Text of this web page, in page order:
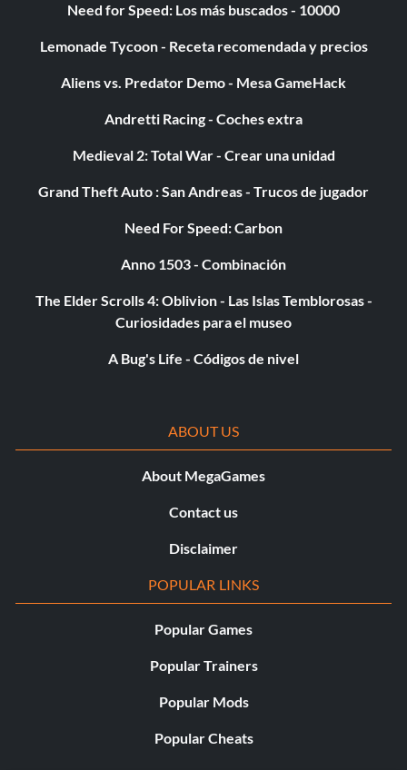
Need for Speed: Los más buscados - 10000
Lemonade Tycoon - Receta recomendada y precios
Aliens vs. Predator Demo - Mesa GameHack
Andretti Racing - Coches extra
Medieval 2: Total War - Crear una unidad
Grand Theft Auto : San Andreas - Trucos de jugador
Need For Speed: Carbon
Anno 1503 - Combinación
The Elder Scrolls 4: Oblivion - Las Islas Temblorosas -
Curiosidades para el museo
A Bug's Life - Códigos de nivel
ABOUT US
About MegaGames
Contact us
Disclaimer
POPULAR LINKS
Popular Games
Popular Trainers
Popular Mods
Popular Cheats